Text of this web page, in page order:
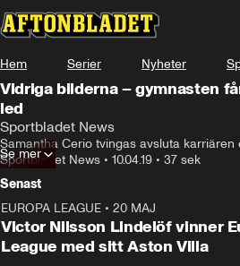
Hem Serier Nyheter
Vidriga bilderna – gymnasten
led
Sportbladet News
Samantha Cerio tvingas avsluta karriären
Sportbladet News • 10.04.19 • 37 sek
Se mer
Senast
EUROPA LEAGUE • 20 MAJ
Victor Nilsson Lindelöf vinner
League med sitt Aston Villa